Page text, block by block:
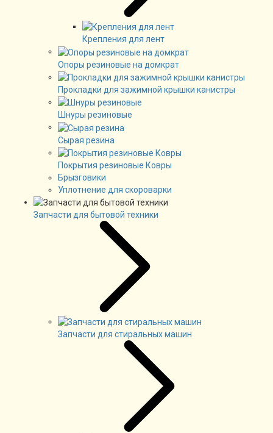
Крепления для лент
Опоры резиновые на домкрат
Прокладки для зажимной крышки канистры
Шнуры резиновые
Сырая резина
Покрытия резиновые Ковры
Брызговики
Уплотнение для скороварки
Запчасти для бытовой техники
Запчасти для стиральных машин